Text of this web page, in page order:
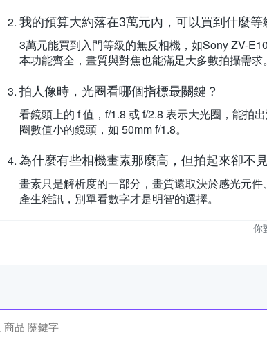
我的預算大約落在3萬元內，可以買到什麼等
3萬元能買到入門等級的無反相機，如Sony ZV-
本功能齊全，畫質與對焦也能滿足大多數拍攝需求。
拍人像時，光圈看哪個指標最關鍵？
看鏡頭上的 f 值，f/1.8 或 f/2.8 表示大光圈，能拍
圈數值小的鏡頭，如 50mm f/1.8。
為什麼有些相機畫素那麼高，但拍起來卻不
畫素只是解析度的一部分，畫質還取決於感光元
產生雜訊，別單看數字才是明智的選擇。
你